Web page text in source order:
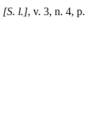
[S. l.], v. 3, n. 4, p.